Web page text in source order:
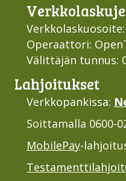
Verkkolaskuosoite:
Operaattori:
Välittäjän tunnus:
Lahjoi­tukset
Verkkopankissa:
Soittamalla 0600-
MobilePay-